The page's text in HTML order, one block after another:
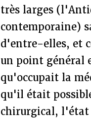
très larges
contemporaine)
d'entre-elles, et
un point général
qu'occupait la
qu'il était
chirurgical, l'état